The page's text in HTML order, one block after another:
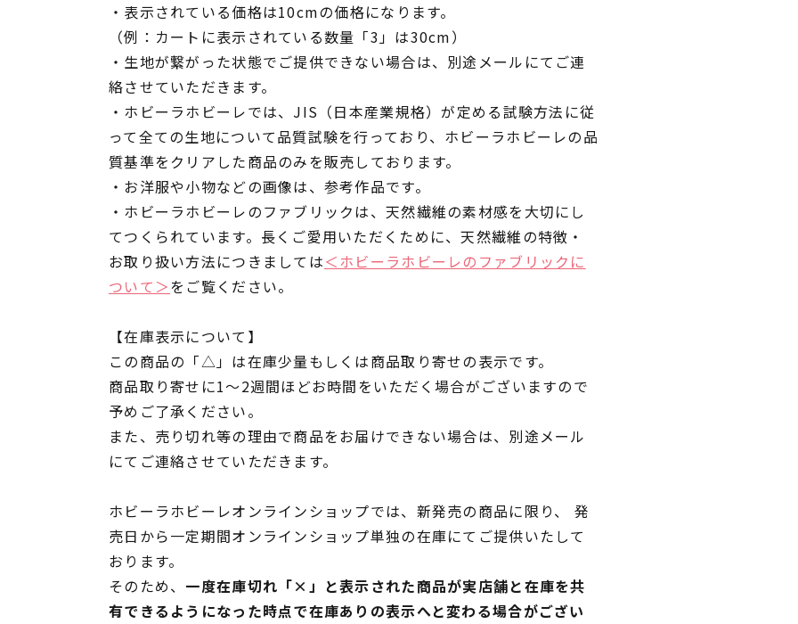
・表示されている価格は10cmの価格になります。
（例：カートに表示されている数量「3」は30cm）
・生地が繋がった状態でご提供できない場合は、別途メールにてご連
絡させていただきます。
・ホビーラホビーレでは、JIS（日本産業規格）が定める試験方法に従
って全ての生地について品質試験を行っており、ホビーラホビーレの品
質基準をクリアした商品のみを販売しております。
・お洋服や小物などの画像は、参考作品です。
・ホビーラホビーレのファブリックは、天然繊維の素材感を大切にし
てつくられています。長くご愛用いただくために、天然繊維の特徴・
お取り扱い方法につきましては＜ホビーラホビーレのファブリックに
ついて＞をご覧ください。
【在庫表示について】
この商品の「△」は在庫少量もしくは商品取り寄せの表示です。
商品取り寄せに1～2週間ほどお時間をいただく場合がございますので
予めご了承ください。
また、売り切れ等の理由で商品をお届けできない場合は、別途メール
にてご連絡させていただきます。
ホビーラホビーレオンラインショップでは、新発売の商品に限り、 発
売日から一定期間オンラインショップ単独の在庫にてご提供いたして
おります。
そのため、 一度在庫切れ「×」と表示された商品が実店舗と在庫を共
有できるようになった時点で在庫ありの表示へと変わる場合がござい